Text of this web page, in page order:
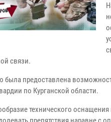
связи.
была предоставлена
по Курганской области.
технического